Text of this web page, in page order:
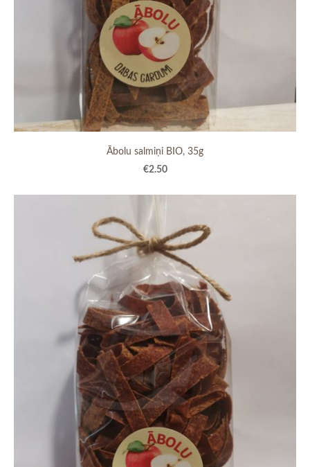
Ābolu salmiņi BIO, 35g
€2.50